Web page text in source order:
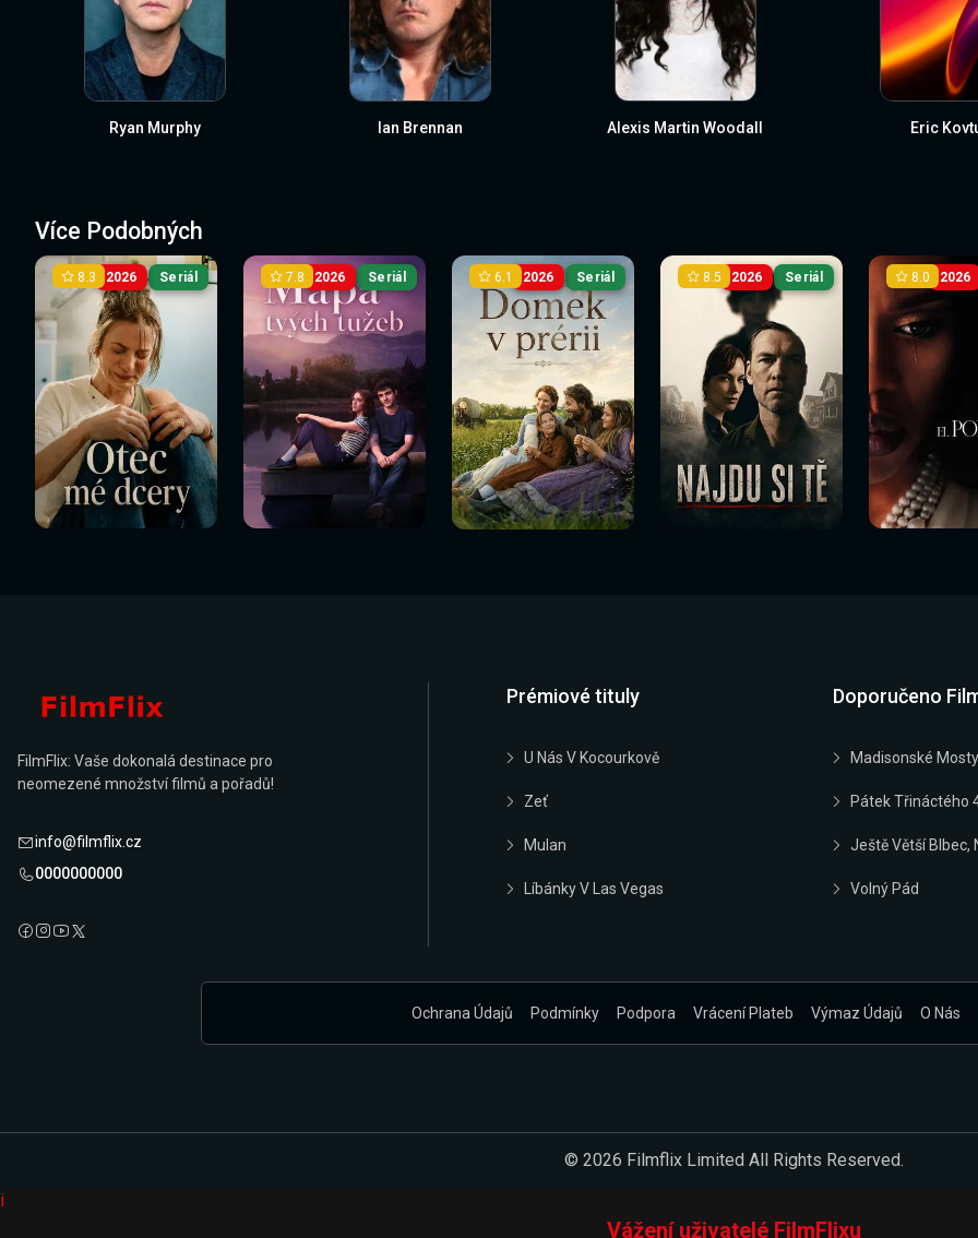
Ryan Murphy Ian Brennan Alexis Martin Woodall Eric
Více Podobných
2026
8.3 Seriál 2026
7.8 Seriál 2026
6.1 Seriál 2026
8.5 Seriál 2026
8.0
FilmFlix: Vaše dokonalá destinace pro
neomezené množství filmů a pořadů!
info@filmflix.cz
0000000000
Prémiové tituly
U Nás V Kocourkově
Zeť
Mulan
Líbánky V Las Vegas
Doporučeno
Madisonské Mosty
Pátek Třináctého
Ještě Větší Blbec,
Volný Pád
Ochrana Údajů Podmínky Podpora Vrácení Plateb Výmaz Údajů O Nás
© 2026 Filmflix Limited All Rights Reserved.
i
Vážení uživatelé FilmFlixu